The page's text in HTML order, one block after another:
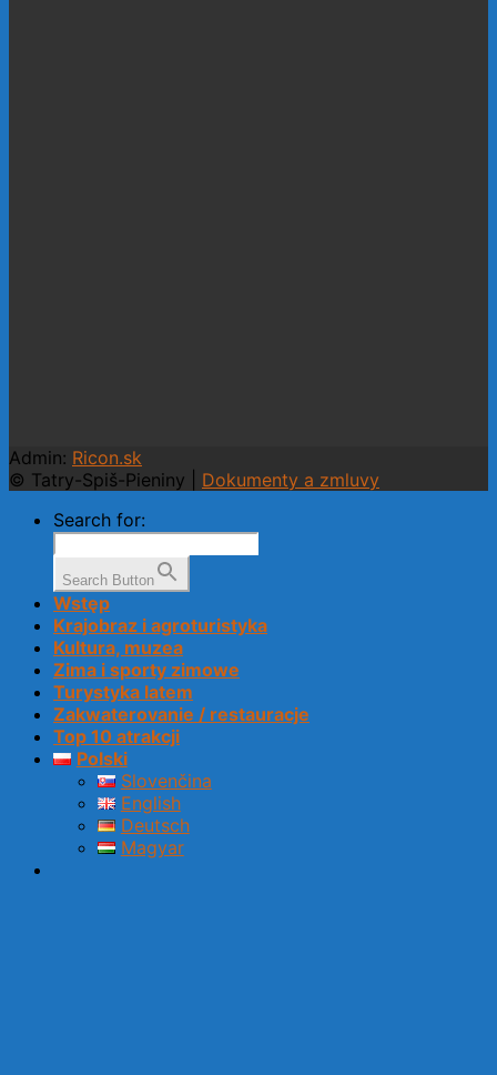
Admin: Ricon.sk
© Tatry-Spiš-Pieniny | Dokumenty a zmluvy
Search for:
Search Button
Wstęp
Krajobraz i agroturistyka
Kultura, muzea
Zima i sporty zimowe
Turystyka latem
Zakwaterovanie / restauracje
Top 10 atrakcji
Polski
Slovenčina
English
Deutsch
Magyar